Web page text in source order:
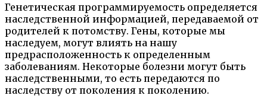
Генетическая программируемость определяется
наследственной информацией, передаваемой от
родителей к потомству. Гены, которые мы
наследуем, могут влиять на нашу
предрасположенность к определенным
заболеваниям. Некоторые болезни могут быть
наследственными, то есть передаются по
наследству от поколения к поколению.